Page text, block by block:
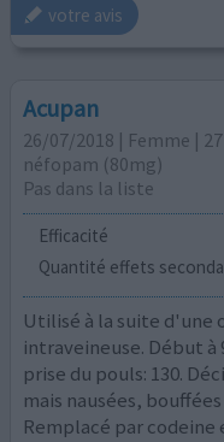
votre avis
Acupan
26/07/2018 | Femme | 27
néfopam (80mg)
Pas dans la liste
Efficacité
Quantité effets
Utilisé à la suite d'une
intraveineuse. Début à
prise du pouls: 130.
mais nausées,
Remplacé par codeine